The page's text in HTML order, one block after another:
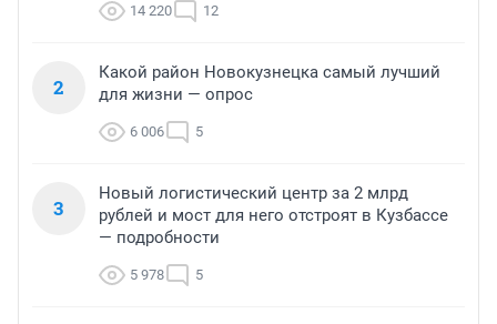
14 220 12
2
Какой район Новокузнецка самый лучший
для жизни — опрос
6 006 5
3
Новый логистический центр за 2 млрд
рублей и мост для него отстроят в Кузбассе
— подробности
5 978 5